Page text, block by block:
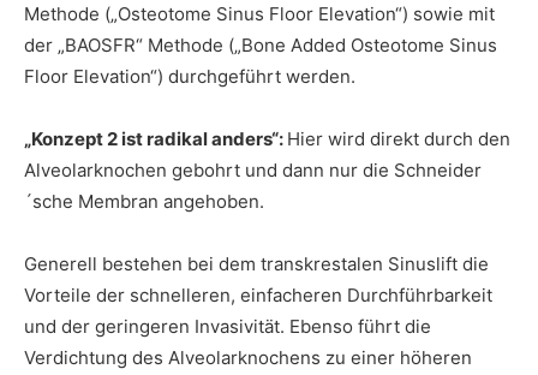
Methode („Osteotome Sinus Floor Elevation“) sowie mit
der „BAOSFR“ Methode („Bone Added Osteotome Sinus
Floor Elevation“) durchgeführt werden.
„Konzept 2 ist radikal anders“: Hier wird direkt durch den
Alveolarknochen gebohrt und dann nur die Schneider
´sche Membran angehoben.
Generell bestehen bei dem transkrestalen Sinuslift die
Vorteile der schnelleren, einfacheren Durchführbarkeit
und der geringeren Invasivität. Ebenso führt die
Verdichtung des Alveolarknochens zu einer höheren